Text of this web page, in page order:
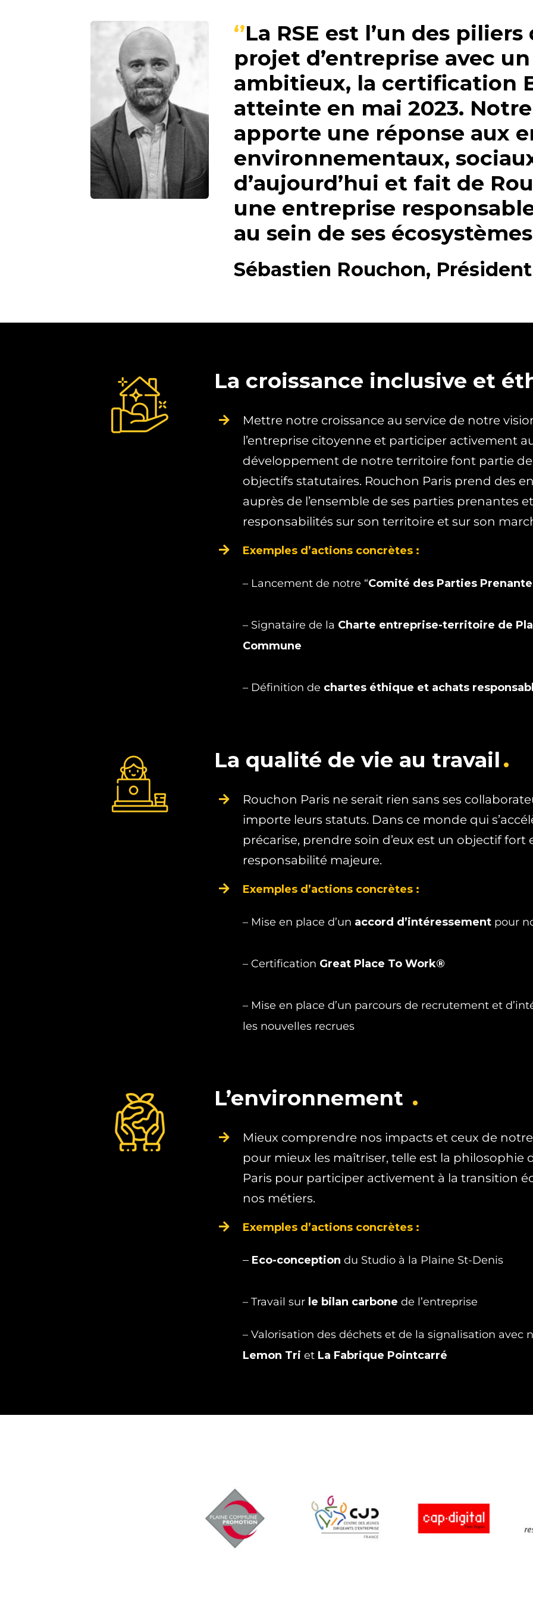
La RSE est l’un des
projet d’entreprise avec
ambitieux, la certification
atteinte en mai 2023.
apporte une réponse aux
environnementaux,
d’aujourd’hui et fait de
une entreprise
au sein de ses
Sébastien Rouchon, Président
La croissance inclusive et
Mettre notre croissance au service de notre
l’entreprise citoyenne et participer activement
développement de notre territoire font partie
objectifs statutaires. Rouchon Paris prend des
auprès de l’ensemble de ses parties prenantes
responsabilités sur son territoire et sur son
Exemples d’actions concrètes :
– Lancement de notre “Comité des Parties
– Signataire de la Charte entreprise-territoire de
Commune
– Définition de chartes éthique et achats
La qualité de vie au travail
Rouchon Paris ne serait rien sans ses
importe leurs statuts. Dans ce monde qui
précarise, prendre soin d’eux est un objectif fort
responsabilité majeure.
Exemples d’actions concrètes :
– Mise en place d’un accord d’intéressement pour
– Certification Great Place To Work®
– Mise en place d’un parcours de recrutement et
les nouvelles recrues
L’environnement
Mieux comprendre nos impacts et ceux de
pour mieux les maîtriser, telle est la philosophie
Paris pour participer activement à la transition
nos métiers.
Exemples d’actions concrètes :
– Eco-conception du Studio à la Plaine St-Denis
– Travail sur le bilan carbone de l’entreprise
– Valorisation des déchets et de la signalisation avec
Lemon Tri et La Fabrique Pointcarré